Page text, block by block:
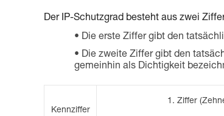
Der IP-Schutzgrad besteht aus zwei
Die erste Ziffer gibt den
Die zweite Ziffer gibt den
gemeinhin als Dichtigkeit
Kennziffer
1. Ziffer